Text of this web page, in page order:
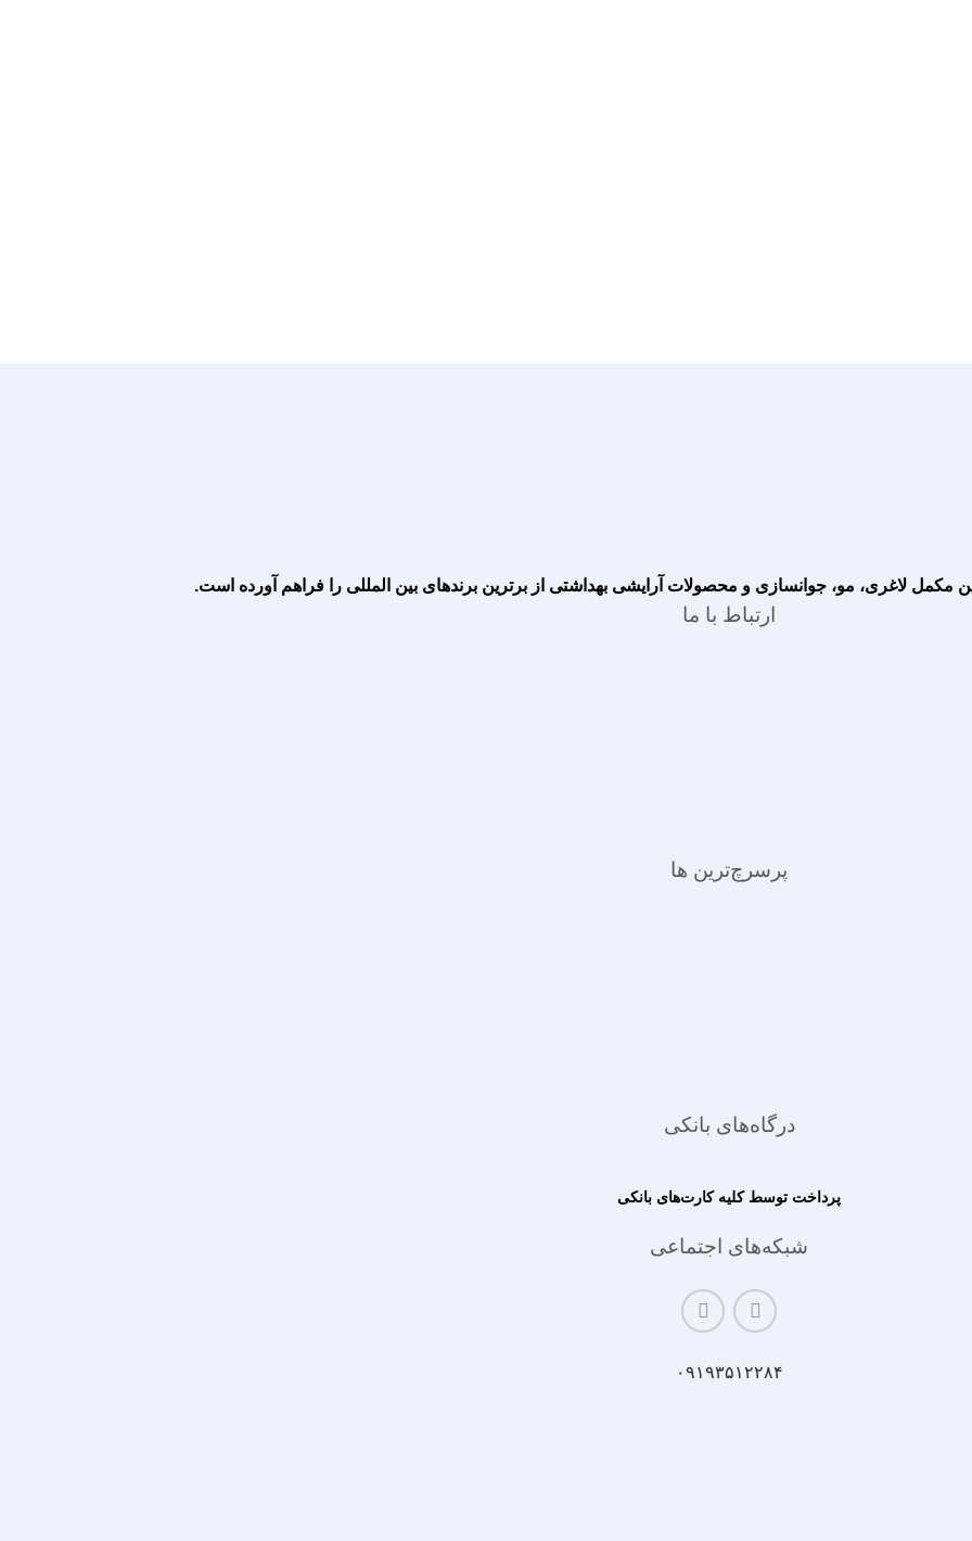
مکمل لاغری، مو، جوانسازی و محصولات آرایشی بهداشتی از برترین برندهای بین المللی را فراهم آورده است.
ارتباط با ما
پرسرچ‌ترین ها
درگاه‌های بانکی
پرداخت توسط کلیه کارت‌های بانکی
شبکه‌های اجتماعی
۰۹۱۹۳۵۱۲۲۸۴